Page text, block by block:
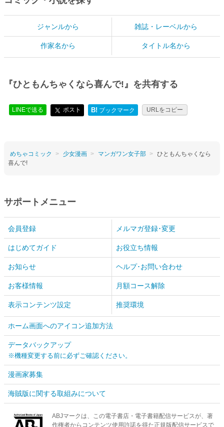
ジャンルから 雑誌・レーベルから
作家名から タイトル名から
『ひともんちゃくなら喜んで!』を共有する
LINEで送る ポスト B! ブックマーク URLをコピー
めちゃコミック 少女漫画 マンガワン女子部
ひともんちゃくなら
喜んで!
サポートメニュー
会員登録 メルマガ登録･変更
はじめてガイド お役立ち情報
お知らせ ヘルプ･お問い合わせ
お客様情報 月額コース解除
表示コンテンツ設定 推奨環境
ホーム画面へのアイコン追加方法
データバックアップ
※機種変更する前に必ずご確認ください。
漫画家募集
海賊版に関する取組みについて
ABJマークは、この電子書店・電子書籍配信サービスが、著
作権者からコンテンツ使用許諾を得た正規版配信サービスで